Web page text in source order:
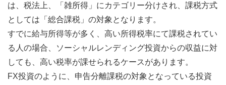
は、税法上、「雑所得」にカテゴリー分けされ、課税方式
としては「総合課税」の対象となります。
すでに給与所得等が多く、高い所得税率にて課税されてい
る人の場合、ソーシャルレンディング投資からの収益に対
しても、高い税率が課せられるケースがあります。
FX投資のように、申告分離課税の対象となっている投資